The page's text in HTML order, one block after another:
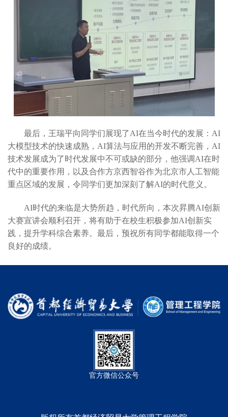
最后，王瑞平向同学们展现了AI在当今时代的发展：AI
大模型技术的快速成熟，AI算法与应用的开发不断完善，AI
技术发展成为了时代发展中不可或缺的部分，他强调AI在时
代中的重要作用，以及合作方京西智谷作为北京市人工智能
重点区域的发展，令同学们更加深刻了解AI的时代意义。
AI时代的来临是大势所趋，时代所向，本次昇腾AI创新
大赛宣讲会顺利召开，将有助于在校生积极参加AI创新实
践，提升学科综合素养。最后，预祝所有同学都能取得一个
良好的成绩。
官方微信公众号